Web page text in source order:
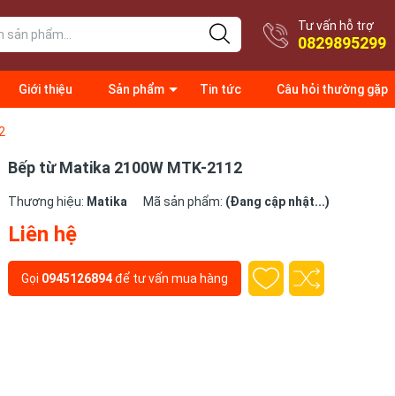
Tư vấn hỗ trợ
0829895299
Giới thiệu Sản phẩm Tin tức Câu hỏi thường gặp
Bếp từ Matika 2100W MTK-2112
Thương hiệu: Matika Mã sản phẩm: (Đang cập nhật...)
Liên hệ
Gọi 0945126894để tư vấn mua hàng